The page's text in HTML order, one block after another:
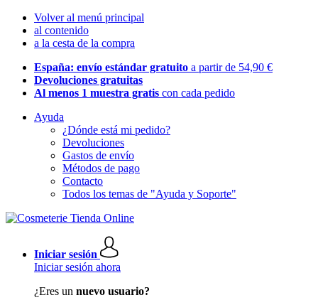
Volver al menú principal
al contenido
a la cesta de la compra
España: envío estándar gratuito a partir de 54,90 €
Devoluciones gratuitas
Al menos 1 muestra gratis con cada pedido
Ayuda
¿Dónde está mi pedido?
Devoluciones
Gastos de envío
Métodos de pago
Contacto
Todos los temas de "Ayuda y Soporte"
Iniciar sesión
Iniciar sesión ahora
¿Eres un nuevo usuario?